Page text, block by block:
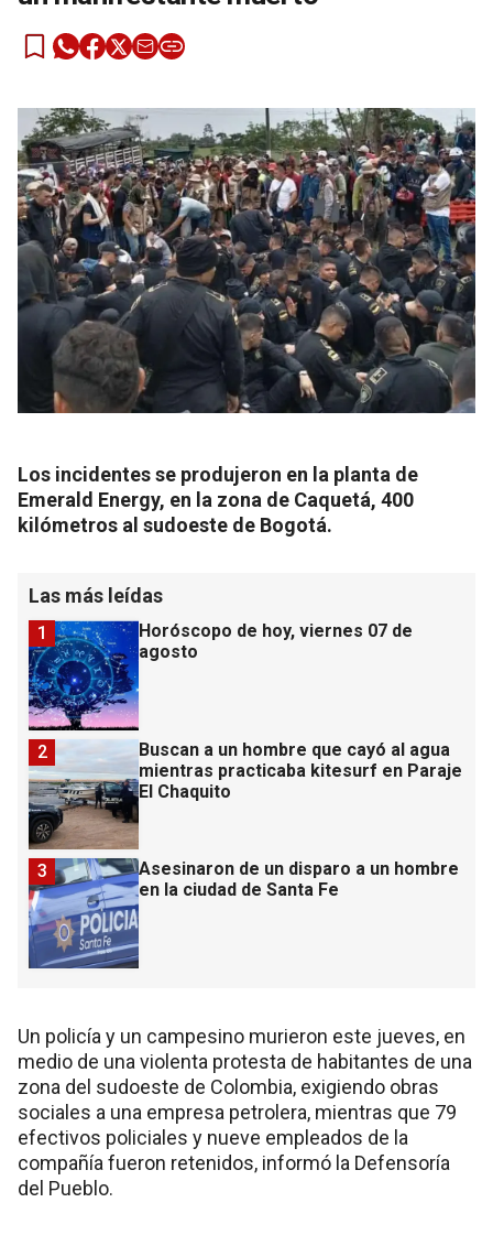
Los incidentes se produjeron en la planta de
Emerald Energy, en la zona de Caquetá, 400
kilómetros al sudoeste de Bogotá.
Las más leídas
Horóscopo de hoy, viernes 07 de
agosto
1
Buscan a un hombre que cayó al agua
mientras practicaba kitesurf en Paraje
El Chaquito
2
Asesinaron de un disparo a un hombre
en la ciudad de Santa Fe
3
Un policía y un campesino murieron este jueves, en
medio de una violenta protesta de habitantes de una
zona del sudoeste de Colombia, exigiendo obras
sociales a una empresa petrolera, mientras que 79
efectivos policiales y nueve empleados de la
compañía fueron retenidos, informó la Defensoría
del Pueblo.